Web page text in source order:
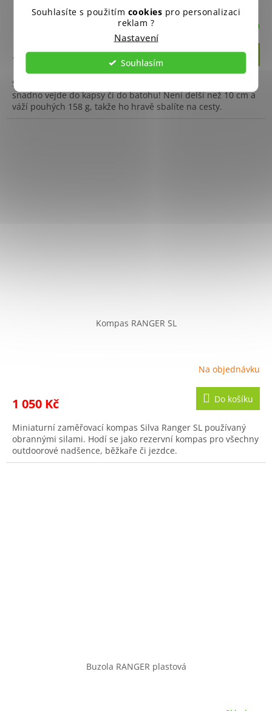
Souhlasíte s použitím cookies pro personalizaci
reklam ?
Nastavení
Souhlasím
Skladem
1 250 Kč Do košíku
Silva Pocket 8X je lehký binokulární dalekohled, který se
snadno vejde do kapsy či do batohu! Není delší než 10 cm a
váží pouhých 158 g, takže ho hravě sbalíte na cesty.
Kompas RANGER SL
Na objednávku
1 050 Kč Do košíku
Miniaturní zaměřovací kompas Silva Ranger SL používaný
obrannými silami. Hodí se jako rezervní kompas pro všechny
outdoorové nadšence, běžkaře či jezdce.
Buzola RANGER plastová